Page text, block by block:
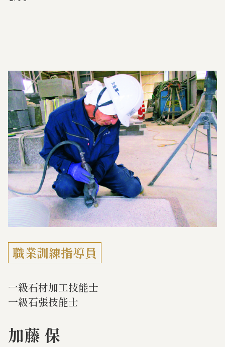
職業訓練指導員
一級石材加工技能士
一級石張技能士
加藤 保